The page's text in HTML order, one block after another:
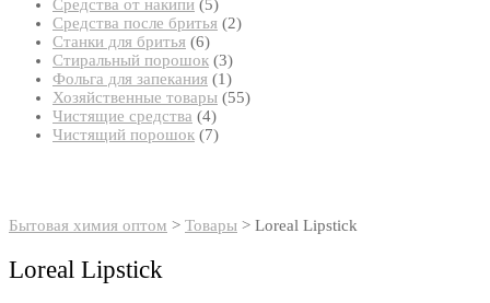
Средства от накипи 55
товаров
Средства после бритья 22
Станки для бритья 66
товаров
Стиральный порошок 33
товара
Фольга для запекания 11
товар
Хозяйственные товары 5555
Чистящие средства 44
товара
Чистящий порошок 77
Бытовая химия оптом > Товары > Loreal Lipstick
Loreal Lipstick